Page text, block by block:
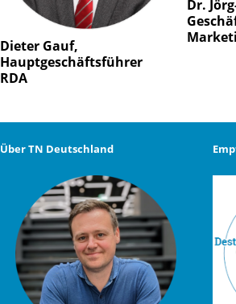
Dieter Gauf,
Hauptgeschäftsführer
RDA
Dr.
Über TN Deutschland